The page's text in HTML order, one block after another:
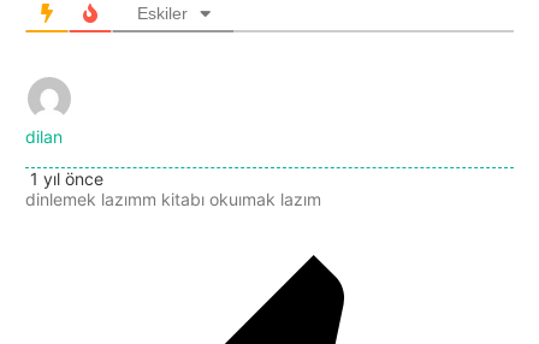
Eskiler
dilan
1 yıl önce
dinlemek lazımm kitabı okuımak lazım